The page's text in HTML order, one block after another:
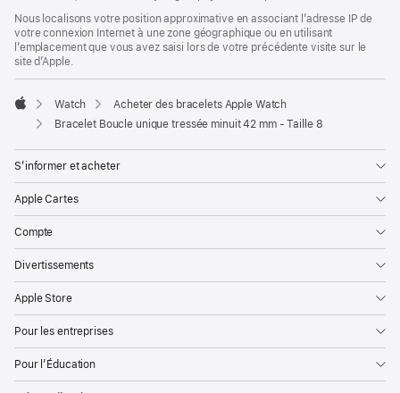
Nous localisons votre position approximative en associant l’adresse IP de
votre connexion Internet à une zone géographique ou en utilisant
l’emplacement que vous avez saisi lors de votre précédente visite sur le
site d’Apple.
Apple
Watch
Acheter des bracelets Apple Watch
Bracelet Boucle unique tressée minuit 42 mm - Taille 8
S’informer et acheter
Apple Cartes
Compte
Divertissements
Apple Store
Pour les entreprises
Pour l’Éducation